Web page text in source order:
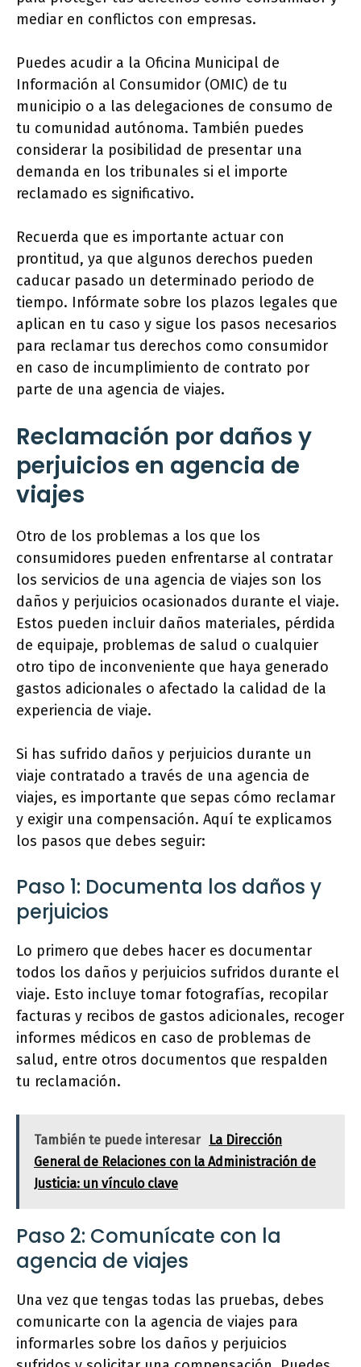
mediar en conflictos con empresas.
Puedes acudir a la Oficina Municipal de
Información al Consumidor (OMIC) de tu
municipio o a las delegaciones de consumo de
tu comunidad autónoma. También puedes
considerar la posibilidad de presentar una
demanda en los tribunales si el importe
reclamado es significativo.
Recuerda que es importante actuar con
prontitud, ya que algunos derechos pueden
caducar pasado un determinado periodo de
tiempo. Infórmate sobre los plazos legales que
aplican en tu caso y sigue los pasos necesarios
para reclamar tus derechos como consumidor
en caso de incumplimiento de contrato por
parte de una agencia de viajes.
Reclamación por daños y
perjuicios en agencia de
viajes
Otro de los problemas a los que los
consumidores pueden enfrentarse al contratar
los servicios de una agencia de viajes son los
daños y perjuicios ocasionados durante el viaje.
Estos pueden incluir daños materiales, pérdida
de equipaje, problemas de salud o cualquier
otro tipo de inconveniente que haya generado
gastos adicionales o afectado la calidad de la
experiencia de viaje.
Si has sufrido daños y perjuicios durante un
viaje contratado a través de una agencia de
viajes, es importante que sepas cómo reclamar
y exigir una compensación. Aquí te explicamos
los pasos que debes seguir:
Paso 1: Documenta los daños y
perjuicios
Lo primero que debes hacer es documentar
todos los daños y perjuicios sufridos durante el
viaje. Esto incluye tomar fotografías, recopilar
facturas y recibos de gastos adicionales, recoger
informes médicos en caso de problemas de
salud, entre otros documentos que respalden
tu reclamación.
También te puede interesar
La Dirección
General de Relaciones con la Administración de
Justicia: un vínculo clave
Paso 2: Comunícate con la
agencia de viajes
Una vez que tengas todas las pruebas, debes
comunicarte con la agencia de viajes para
informarles sobre los daños y perjuicios